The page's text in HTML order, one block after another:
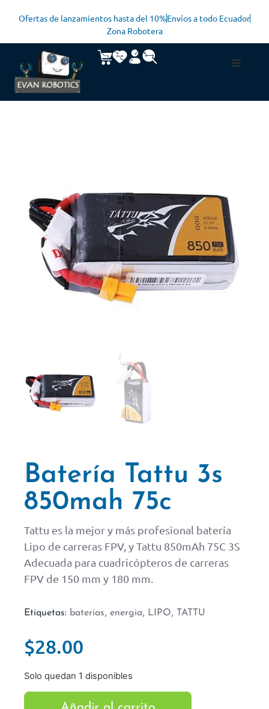
Ofertas de lanzamientos hasta del 10%Envíos a todo Ecuador
Zona Robotera
Batería Tattu 3s
850mah 75c
Tattu es la mejor y más profesional batería
Lipo de carreras FPV, y Tattu 850mAh 75C 3S
Adecuada para cuadricópteros de carreras
FPV de 150 mm y 180 mm.
Etiquetas: baterias, energia, LIPO, TATTU
$28.00
Solo quedan 1 disponibles